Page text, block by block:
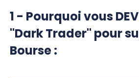
1 - Pourquoi vous
"Dark Trader" pour
Bourse :